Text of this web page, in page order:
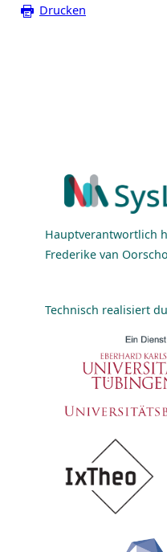
Drucken
Hauptverantwortlich
Frederike van
Technisch realisiert